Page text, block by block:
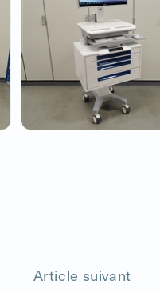
Article suivant